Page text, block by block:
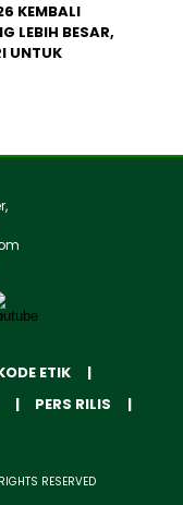
KEMBALI
LEBIH BESAR,
UNTUK
ETIK
PERS RILIS
RESERVED